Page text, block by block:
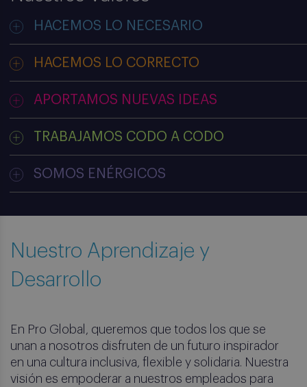
HACEMOS LO NECESARIO
HACEMOS LO CORRECTO
APORTAMOS NUEVAS IDEAS
TRABAJAMOS CODO A CODO
SOMOS ENÉRGICOS
Nuestro Aprendizaje y
Desarrollo
En Pro Global, queremos que todos los que se
unan a nosotros disfruten de un futuro inspirador
en una cultura inclusiva, flexible y solidaria. Nuestra
visión es empoderar a nuestros empleados para